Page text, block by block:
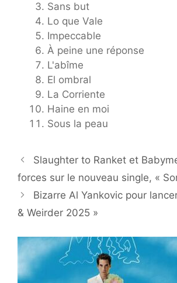
Sans but
Lo que Vale
Impeccable
À peine une réponse
L'abîme
El ombral
La Corriente
Haine en moi
Sous la peau
Slaughter to Ranket et
forces sur le nouveau single, «
Bizarre Al Yankovic pour
& Weirder 2025 »